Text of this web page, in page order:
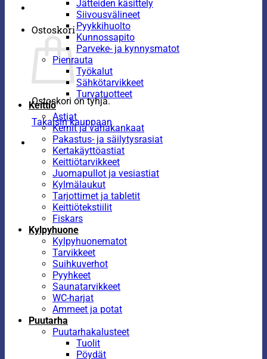
Ostoskori
Ostoskori on tyhjä.
Takaisin kauppaan
Jätteiden käsittely
Siivousvälineet
Pyykkihuolto
Kunnossapito
Parveke- ja kynnysmatot
Pienrauta
Työkalut
Sähkötarvikkeet
Turvatuotteet
Keittiö
Astiat
Kernit ja vahakankaat
Pakastus- ja säilytysrasiat
Kertakäyttöastiat
Keittiötarvikkeet
Juomapullot ja vesiastiat
Kylmälaukut
Tarjottimet ja tabletit
Keittiötekstiilit
Fiskars
Kylpyhuone
Kylpyhuonematot
Tarvikkeet
Suihkuverhot
Pyyhkeet
Saunatarvikkeet
WC-harjat
Ammeet ja potat
Puutarha
Puutarhakalusteet
Tuolit
Pöydät